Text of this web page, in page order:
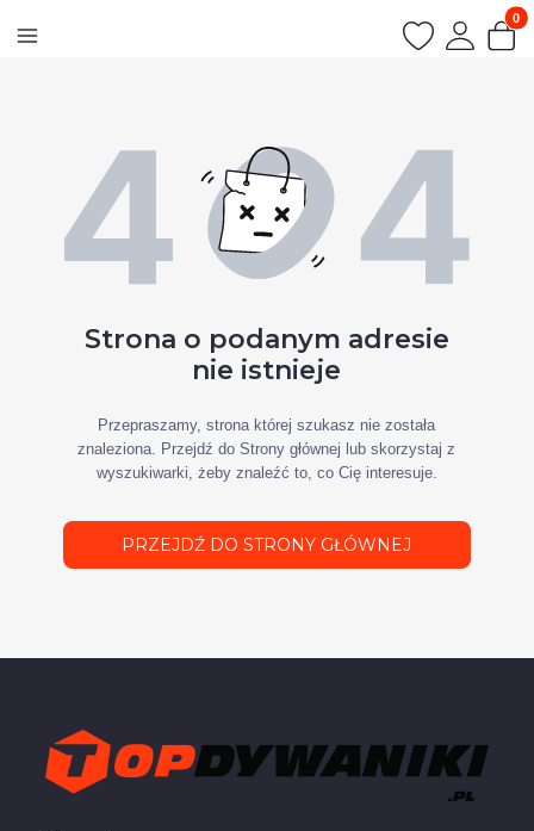
Strona o podanym adresie
nie istnieje
Przepraszamy, strona której szukasz nie została
znaleziona. Przejdź do Strony głównej lub skorzystaj z
wyszukiwarki, żeby znaleźć to, co Cię interesuje.
PRZEJDŹ DO STRONY GŁÓWNEJ